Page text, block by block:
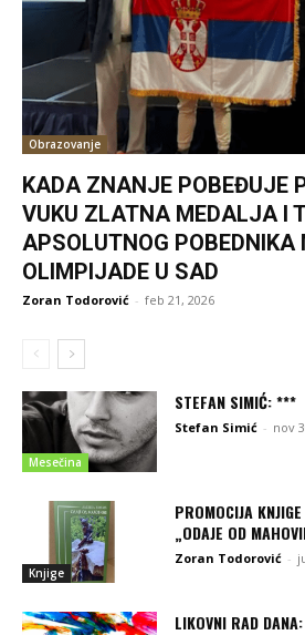
Obrazovanje
KADA ZNANJE POBEĐUJE
VUKU ZLATNA MEDALJA I
APSOLUTNOG POBEDNIKA
OLIMPIJADE U SAD
Zoran Todorović - feb 21, 2026
Mesečina
STEFAN SIMIĆ: ***
Stefan Simić - nov
Knjige
PROMOCIJA
„ODAJE OD
Zoran Todorović -
LIKOVNI RAD